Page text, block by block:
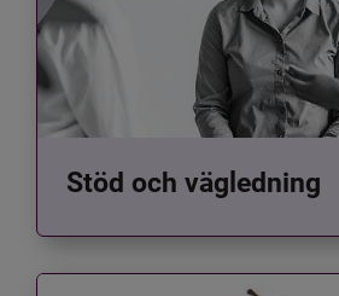
Stöd och vägledning